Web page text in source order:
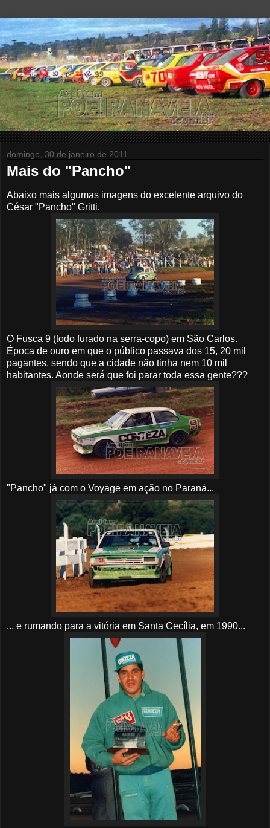
domingo, 30 de janeiro de 2011
Mais do "Pancho"
Abaixo mais algumas imagens do excelente arquivo do
César "Pancho" Gritti.
O Fusca 9 (todo furado na serra-copo) em São Carlos.
Época de ouro em que o público passava dos 15, 20 mil
pagantes, sendo que a cidade não tinha nem 10 mil
habitantes. Aonde será que foi parar toda essa gente???
"Pancho" já com o Voyage em ação no Paraná...
... e rumando para a vitória em Santa Cecília, em 1990...